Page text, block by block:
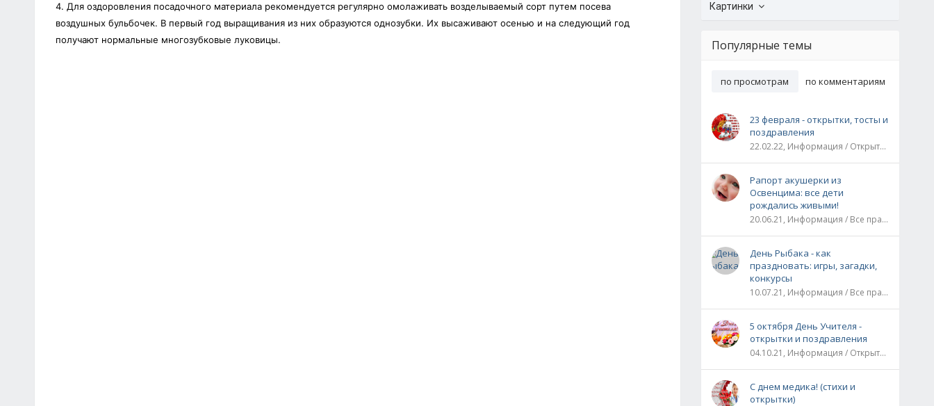
4. Для оздоровления посадочного материала рекомендуется регулярно омолаживать возделываемый сорт путем посева
воздушных бульбочек. В первый год выращивания из них образуются однозубки. Их высаживают осенью и на следующий год
получают нормальные многозубковые луковицы.
Картинки
Популярные темы
по просмотрам по комментариям
23 февраля - открытки, тосты и
поздравления
22.02.22, Информация / Открытки / Все праздники
Рапорт акушерки из
Освенцима: все дети
рождались живыми!
20.06.21, Информация / Все праздники / Рассказы и истории
День Рыбака - как
праздновать: игры, загадки,
конкурсы
10.07.21, Информация / Все праздники
5 октября День Учителя -
открытки и поздравления
04.10.21, Информация / Открытки / Все праздники
С днем медика! (стихи и
открытки)